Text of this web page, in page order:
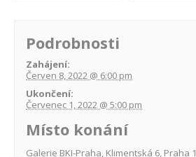
Podrobnosti
Zahájení:
Červen 8, 2022 @ 6:00 pm
Ukončení:
Červenec 1, 2022 @ 5:00 pm
Místo konání
Galerie BKI-Praha, Klimentská 6, Praha 1